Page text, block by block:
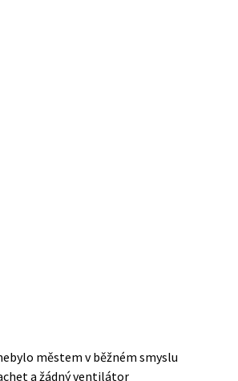
městem v běžném smyslu
a žádný ventilátor